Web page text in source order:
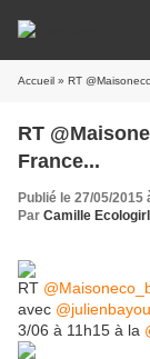
Accueil » RT
RT
France...
Publié le 27/05/2015
Par Camille Ecologirl
RT
avec @julienbayou
3/06 à 11h15 à la